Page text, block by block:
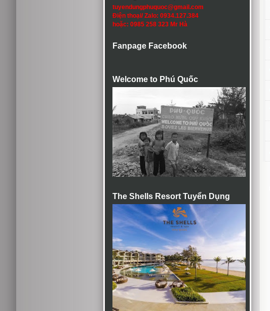
tuyendungphuquoc@gmail.com
Điện thoại/ Zalo: 0934.127.384
hoặc: 0985 258 323 Mr Hà
Fanpage Facebook
Welcome to Phú Quốc
The Shells Resort Tuyển Dụng